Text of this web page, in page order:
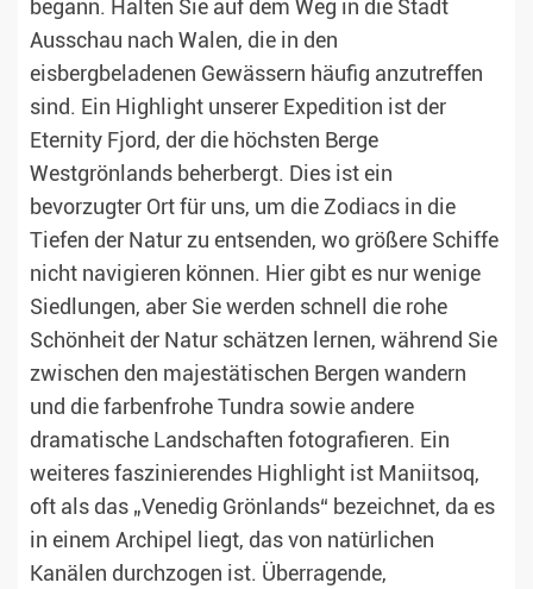
begann. Halten Sie auf dem Weg in die Stadt
Ausschau nach Walen, die in den
eisbergbeladenen Gewässern häufig anzutreffen
sind. Ein Highlight unserer Expedition ist der
Eternity Fjord, der die höchsten Berge
Westgrönlands beherbergt. Dies ist ein
bevorzugter Ort für uns, um die Zodiacs in die
Tiefen der Natur zu entsenden, wo größere Schiffe
nicht navigieren können. Hier gibt es nur wenige
Siedlungen, aber Sie werden schnell die rohe
Schönheit der Natur schätzen lernen, während Sie
zwischen den majestätischen Bergen wandern
und die farbenfrohe Tundra sowie andere
dramatische Landschaften fotografieren. Ein
weiteres faszinierendes Highlight ist Maniitsoq,
oft als das „Venedig Grönlands“ bezeichnet, da es
in einem Archipel liegt, das von natürlichen
Kanälen durchzogen ist. Überragende,